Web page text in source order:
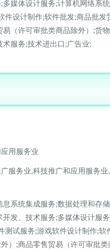
媒体设计服务;计算机网络系
件设计制作;软件批发;商品批发
（许可审批类商品除外）;货
服务;技术进出口;广告业;
用服务业
服务业,科技推广和应用服务
息系统集成服务;数据处理和存
发、技术服务;多媒体设计服
测试服务;游戏软件设计制作;软
）;商品零售贸易（许可审批